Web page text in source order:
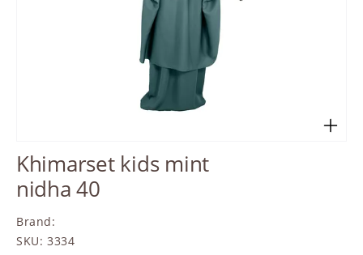
Khimarset kids mint
nidha 40
Brand:
SKU: 3334